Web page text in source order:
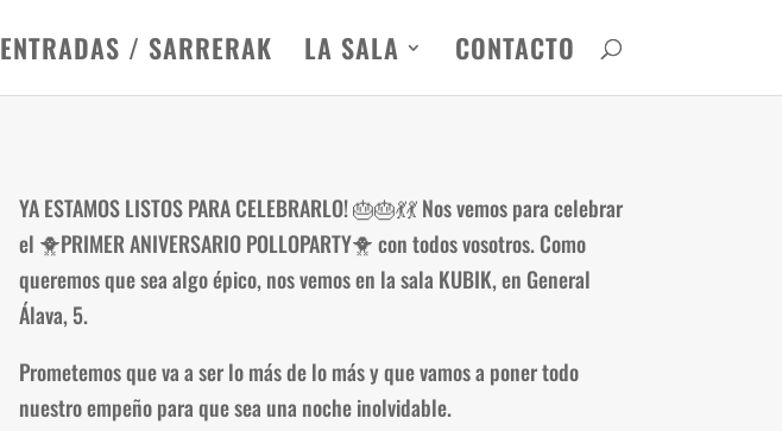
ENTRADAS / SARRERAK LA SALA CONTACTO
YA ESTAMOS LISTOS PARA CELEBRARLO!🎂🎂💃💃Nos vemos para celebrar
el 🐥PRIMER ANIVERSARIO POLLOPARTY🐥con todos vosotros. Como
queremos que sea algo épico, nos vemos en la sala KUBIK, en General
Álava, 5.
Prometemos que va a ser lo más de lo más y que vamos a poner todo
nuestro empeño para que sea una noche inolvidable.